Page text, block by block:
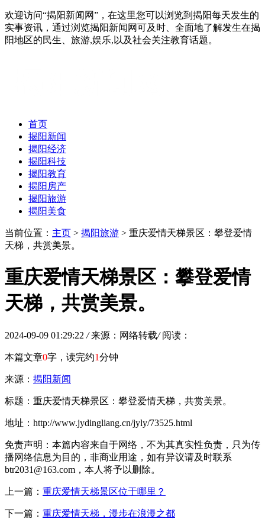
欢迎访问“揭阳新闻网”，在这里您可以浏览到揭阳每天发生的
实事资讯，通过浏览揭阳新闻网可及时、全面地了解发生在揭
阳地区的民生、旅游,娱乐,以及社会关注教育话题。
首页
揭阳新闻
揭阳经济
揭阳科技
揭阳教育
揭阳房产
揭阳旅游
揭阳美食
当前位置： 主页 > 揭阳旅游 > 重庆爱情天梯景区：攀登爱情
天梯，共赏美景。
重庆爱情天梯景区：攀登爱情
天梯，共赏美景。
2024-09-09 01:29:22 / 来源：网络转载/ 阅读：
本篇文章0字，读完约1分钟
来源： 揭阳新闻
标题：重庆爱情天梯景区：攀登爱情天梯，共赏美景。
地址：http://www.jydingliang.cn/jyly/73525.html
免责声明：本篇内容来自于网络，不为其真实性负责，只为传
播网络信息为目的，非商业用途，如有异议请及时联系
btr2031@163.com，本人将予以删除。
上一篇： 重庆爱情天梯景区位于哪里？
下一篇： 重庆爱情天梯，漫步在浪漫之都